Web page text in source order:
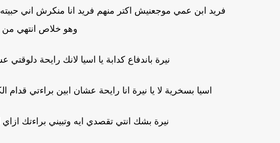
فريد ابن عمي موجعنيش اكتر منهم فريد انا منكرش اني
وهو خلاص انتهي من
نيرة باندفاع كدابة يا اسيا لانك رايحة
اسيا بسخرية لا يا نيرة انا رايحة عشان ابين براءتي
نيرة بشك انتي تقصدي ايه وتبيني براءتك ازاي